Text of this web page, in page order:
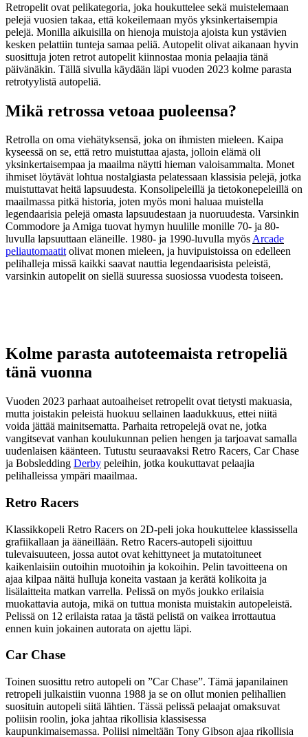
Retropelit ovat pelikategoria, joka houkuttelee sekä muistelemaan
pelejä vuosien takaa, että kokeilemaan myös yksinkertaisempia
pelejä. Monilla aikuisilla on hienoja muistoja ajoista kun ystävien
kesken pelattiin tunteja samaa peliä. Autopelit olivat aikanaan hyvin
suosittuja joten retrot autopelit kiinnostaa monia pelaajia tänä
päivänäkin. Tällä sivulla käydään läpi vuoden 2023 kolme parasta
retrotyylistä autopeliä.
Mikä retrossa vetoaa puoleensa?
Retrolla on oma viehätyksensä, joka on ihmisten mieleen. Kaipa
kyseessä on se, että retro muistuttaa ajasta, jolloin elämä oli
yksinkertaisempaa ja maailma näytti hieman valoisammalta. Monet
ihmiset löytävät lohtua nostalgiasta pelatessaan klassisia pelejä, jotka
muistuttavat heitä lapsuudesta. Konsolipeleillä ja tietokonepeleillä on
maailmassa pitkä historia, joten myös moni haluaa muistella
legendaarisia pelejä omasta lapsuudestaan ja nuoruudesta. Varsinkin
Commodore ja Amiga tuovat hymyn huulille monille 70- ja 80-
luvulla lapsuuttaan eläneille. 1980- ja 1990-luvulla myösArcade
peliautomaatitolivat monen mieleen, ja huvipuistoissa on edelleen
pelihalleja missä kaikki saavat nauttia legendaarisista peleistä,
varsinkin autopelit on siellä suuressa suosiossa vuodesta toiseen.
Kolme parasta autoteemaista retropeliä
tänä vuonna
Vuoden 2023 parhaat autoaiheiset retropelit ovat tietysti makuasia,
mutta joistakin peleistä huokuu sellainen laadukkuus, ettei niitä
voida jättää mainitsematta. Parhaita retropelejä ovat ne, jotka
vangitsevat vanhan koulukunnan pelien hengen ja tarjoavat samalla
uudenlaisen käänteen. Tutustu seuraavaksi Retro Racers, Car Chase
ja Bobsledding Derby peleihin, jotka koukuttavat pelaajia
pelihalleissa ympäri maailmaa.
Retro Racers
Klassikkopeli Retro Racers on 2D-peli joka houkuttelee klassissella
grafiikallaan ja ääneillään. Retro Racers-autopeli sijoittuu
tulevaisuuteen, jossa autot ovat kehittyneet ja mutatoituneet
kaikenlaisiin outoihin muotoihin ja kokoihin. Pelin tavoitteena on
ajaa kilpaa näitä hulluja koneita vastaan ja kerätä kolikoita ja
lisälaitteita matkan varrella. Pelissä on myös joukko erilaisia
muokattavia autoja, mikä on tuttua monista muistakin autopeleistä.
Pelissä on 12 erilaista rataa ja tästä pelistä on vaikea irrottautua
ennen kuin jokainen autorata on ajettu läpi.
Car Chase
Toinen suosittu retro autopeli on ”Car Chase”. Tämä japanilainen
retropeli julkaistiin vuonna 1988 ja se on ollut monien pelihallien
suosituin autopeli siitä lähtien. Tässä pelissä pelaajat omaksuvat
poliisin roolin, joka jahtaa rikollisia klassisessa
kaupunkimaisemassa. Poliisi nimeltään Tony Gibson ajaa rikollisia